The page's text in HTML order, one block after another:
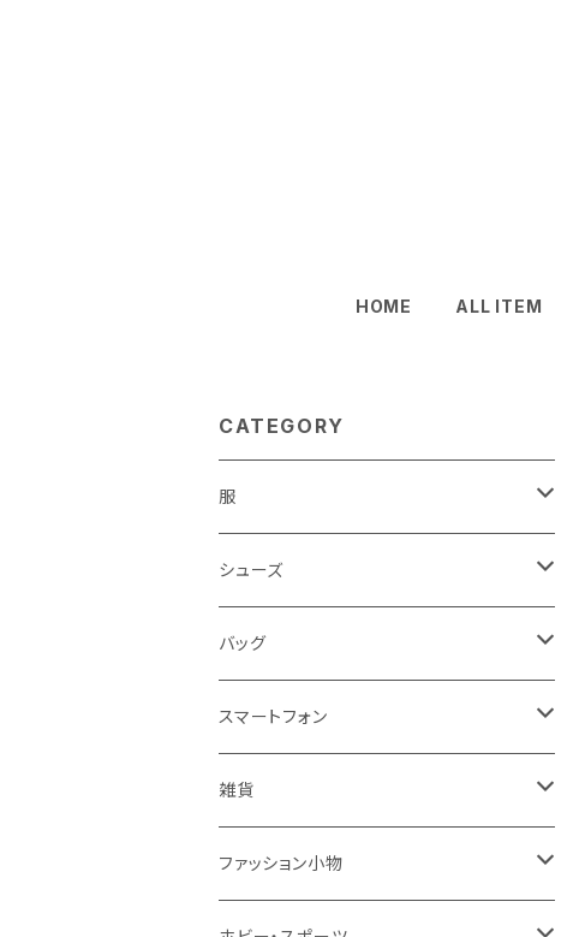
HOME ALL ITEM
CATEGORY
服
レディース
トップス
コート・ジャケット
メンズ
バッグ
帽子
キッズ＆ベビー
浴衣
シューズ
レディース
サンダル
スニーカー
メンズ
サンダル
キッズ＆ベビー
バッグ
レディース
メンズ
キッズ＆ベビー
スマートフォン
アクセサリ
ケース・カバー
ケーブル・アダプター
ケース
雑貨
ガラス
ファッション小物